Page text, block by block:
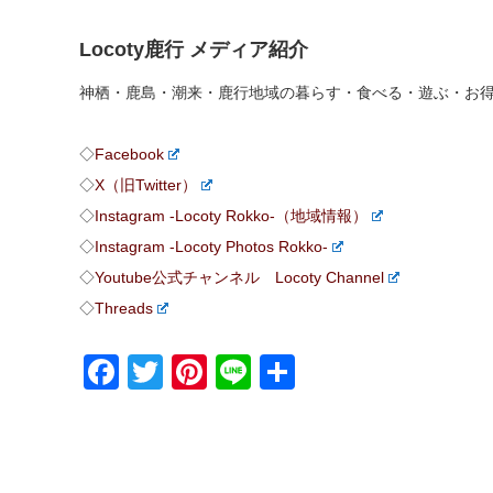
Locoty鹿行 メディア紹介
神栖・鹿島・潮来・鹿行地域の暮らす・食べる・遊ぶ・お
◇Facebook
◇X（旧Twitter）
◇Instagram -Locoty Rokko-（地域情報）
◇Instagram -Locoty Photos Rokko-
◇Youtube公式チャンネル Locoty Channel
◇Threads
Facebook
TwitterPinterest
Line